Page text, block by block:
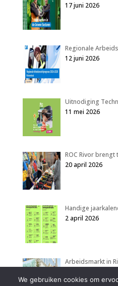
17 juni 2026
Regionale
12 juni 2026
Uitnodiging
11 mei 2026
ROC Rivor
20 april 2026
Handige
2 april 2026
Arbeidsmarkt in
We gebruiken cookies om